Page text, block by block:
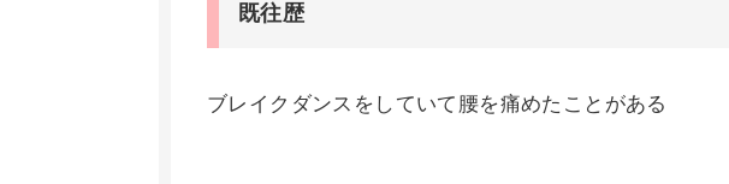
既往歴
ブレイクダンスをしていて腰を痛めたことがある